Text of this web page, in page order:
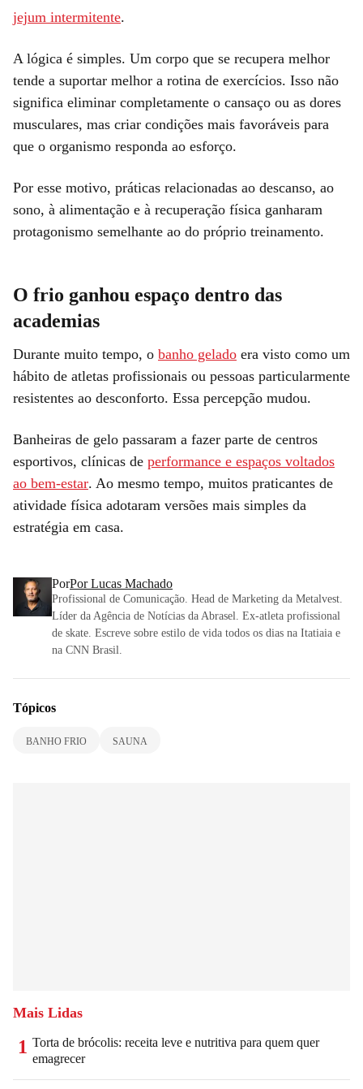
jejum intermitente.
A lógica é simples. Um corpo que se recupera melhor
tende a suportar melhor a rotina de exercícios. Isso não
significa eliminar completamente o cansaço ou as dores
musculares, mas criar condições mais favoráveis para
que o organismo responda ao esforço.
Por esse motivo, práticas relacionadas ao descanso, ao
sono, à alimentação e à recuperação física ganharam
protagonismo semelhante ao do próprio treinamento.
O frio ganhou espaço dentro das
academias
Durante muito tempo, o banho gelado era visto como um
hábito de atletas profissionais ou pessoas particularmente
resistentes ao desconforto. Essa percepção mudou.
Banheiras de gelo passaram a fazer parte de centros
esportivos, clínicas de performance e espaços voltados
ao bem-estar. Ao mesmo tempo, muitos praticantes de
atividade física adotaram versões mais simples da
estratégia em casa.
PorPor Lucas Machado
Profissional de Comunicação. Head de Marketing da Metalvest.
Líder da Agência de Notícias da Abrasel. Ex-atleta profissional
de skate. Escreve sobre estilo de vida todos os dias na Itatiaia e
na CNN Brasil.
Tópicos
BANHO FRIO SAUNA
Mais Lidas
1 Torta de brócolis: receita leve e nutritiva para quem quer
emagrecer